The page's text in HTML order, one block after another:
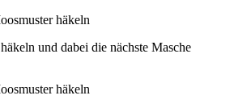
häkeln und dabei die nächste Masche